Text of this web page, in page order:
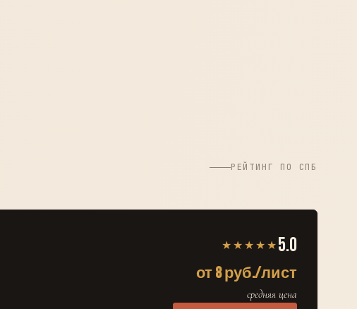
РЕЙТИНГ ПО СПБ
★★★★★ 5.0
от 8 руб./лист
средняя цена